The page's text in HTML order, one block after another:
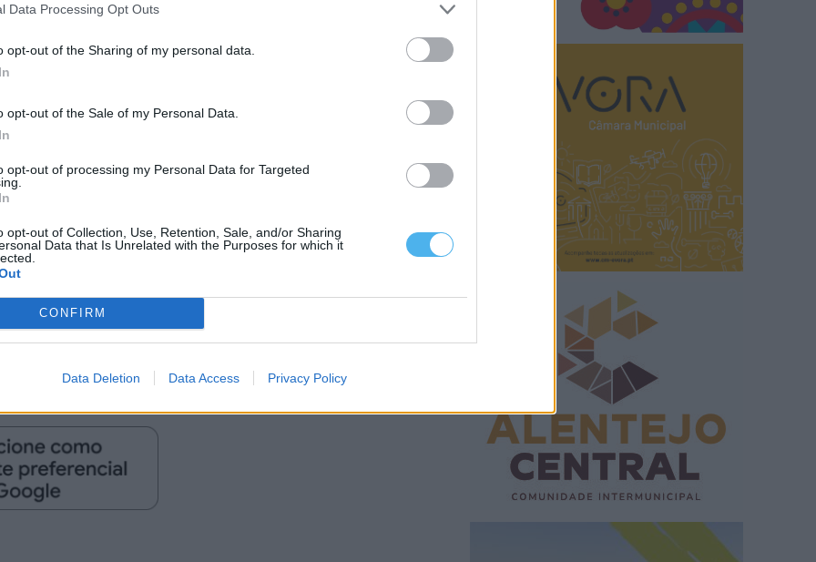
Data Processing Opt Outs
opt-out of the Sharing of my personal data.
opt-out of the Sale of my Personal Data.
opt-out of processing my Personal Data for Targeted
opt-out of Collection, Use, Retention, Sale, and/or Sharing
Data that Is Unrelated with the Purposes for which it
CONFIRM
Data Deletion Data Access Privacy Policy
pela pop, mantendo elementos associados
grupo. As letras centram-se em questões sociais
a explorar a ligação entre a música tradicional e
indie que tem marcado os seus trabalhos mais
identidade artística no panorama musical
com uma linguagem musical atual.
nas principais plataformas digitais.